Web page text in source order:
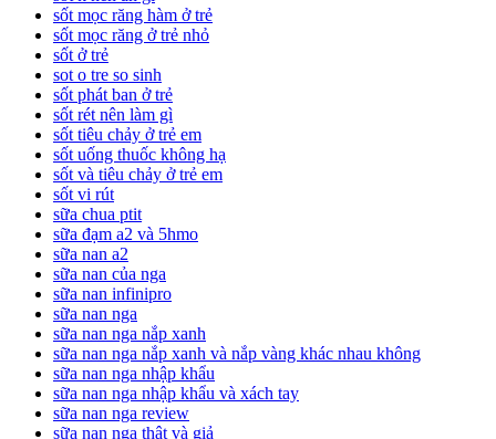
sốt mọc răng hàm ở trẻ
sốt mọc răng ở trẻ nhỏ
sốt ở trẻ
sot o tre so sinh
sốt phát ban ở trẻ
sốt rét nên làm gì
sốt tiêu chảy ở trẻ em
sốt uống thuốc không hạ
sốt và tiêu chảy ở trẻ em
sốt vi rút
sữa chua ptit
sữa đạm a2 và 5hmo
sữa nan a2
sữa nan của nga
sữa nan infinipro
sữa nan nga
sữa nan nga nắp xanh
sữa nan nga nắp xanh và nắp vàng khác nhau không
sữa nan nga nhập khẩu
sữa nan nga nhập khẩu và xách tay
sữa nan nga review
sữa nan nga thật và giả